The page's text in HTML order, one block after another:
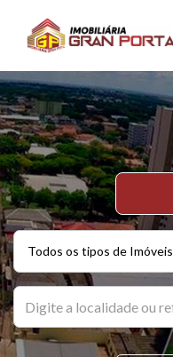
Todos os tipos de Imóveis